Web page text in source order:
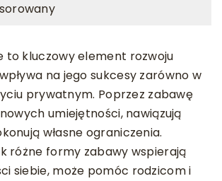
to kluczowy element rozwoju
na jego sukcesy zarówno w
prywatnym. Poprzez zabawę
umiejętności, nawiązują
własne ograniczenia.
różne formy zabawy wspierają
siebie, może pomóc rodzicom i